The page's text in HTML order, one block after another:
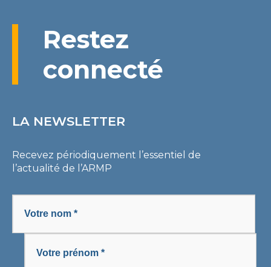
Restez
connecté
LA NEWSLETTER
Recevez périodiquement l’essentiel de
l’actualité de l’ARMP